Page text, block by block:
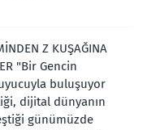
Z KUŞAĞINA
"Bir Gencin
buluşuyor
dijital dünyanın
günümüzde